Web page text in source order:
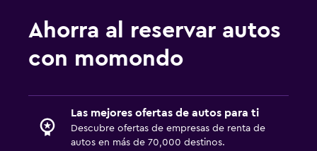
Ahorra al reservar autos
con momondo
Las mejores ofertas de autos para ti
Descubre ofertas de empresas de renta de
autos en más de 70,000 destinos.